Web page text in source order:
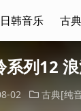
日韩音乐 古
系列12
02 古典[纯